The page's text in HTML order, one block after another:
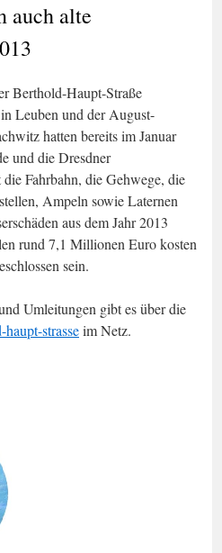
auch alte
Berthold-Haupt-Straße
Leuben und der August-
hatten bereits im Januar
und die Dresdner
Fahrbahn, die Gehwege, die
Ampeln sowie Laternen
aus dem Jahr 2013
rund 7,1 Millionen Euro kosten
sein.
Umleitungen gibt es über die
strasseim Netz.